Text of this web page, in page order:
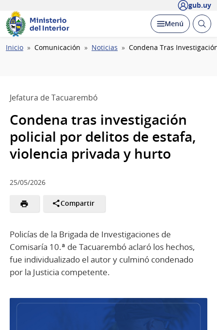
gub.uy
Ministerio
del Interior
Desplegar
Menú Abrir
Ruta
Inicio Comunicación Noticias Condena Tras
Jefatura de Tacuarembó
Condena tras investigación
policial por delitos de estafa,
violencia privada y hurto
25/05/2026
Compartir
Policías de la Brigada de Investigaciones de
Comisaría 10.ª de Tacuarembó aclaró los hechos,
fue individualizado el autor y culminó condenado
por la Justicia competente.